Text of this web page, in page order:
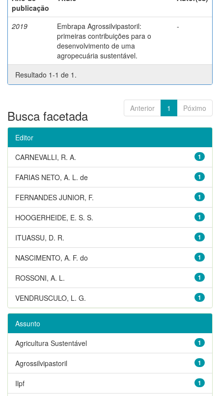
publicação
2019
Embrapa Agrossilvipastoril:
primeiras contribuições para o
desenvolvimento de uma
agropecuária sustentável.
-
Resultado 1-1 de 1.
Anterior 1 Póximo
Busca facetada
Editor
1
CARNEVALLI, R. A.
1
FARIAS NETO, A. L. de
1
FERNANDES JUNIOR, F.
1
HOOGERHEIDE, E. S. S.
1
ITUASSU, D. R.
1
NASCIMENTO, A. F. do
1
ROSSONI, A. L.
1
VENDRUSCULO, L. G.
Assunto
1
Agricultura Sustentável
1
Agrossilvipastoril
1
Ilpf